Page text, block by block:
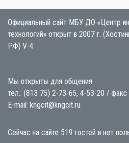
Официальный сайт МБУ ДО «Центр
технологий» открыт в 2007 г.
РФ) V-4
Мы открыты для общения:
тел.: (813 75) 2-73-65, 4-53-20 /
E-mail: kngcit@kngcit.ru
Сейчас на сайте 519 гостей и нет